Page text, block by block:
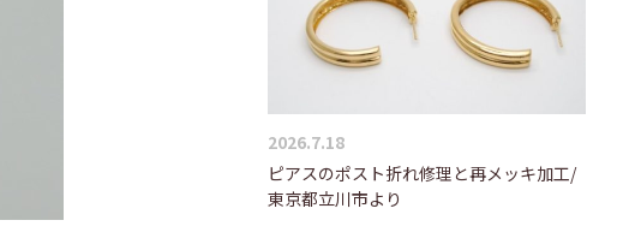
2026.7.18
ピアスのポスト折れ修理と再メッキ加工/
東京都立川市より